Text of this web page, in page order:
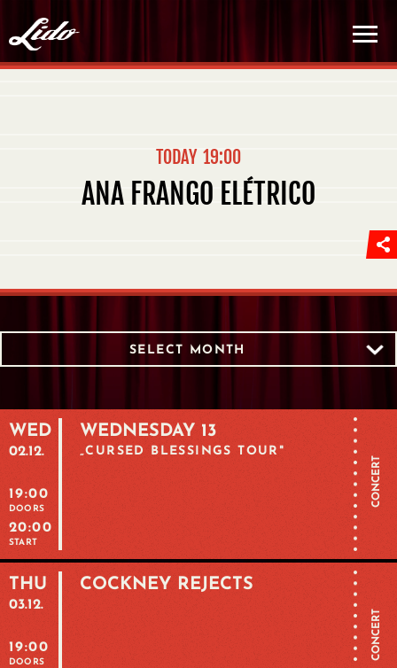
TODAY 19:00
ANA FRANGO ELÉTRICO
SELECT MONTH
WED
02.12.
19:00
DOORS
20:00
START
WEDNESDAY 13
„CURSED BLESSINGS TOUR"
CONCERT
THU
03.12.
19:00
DOORS
COCKNEY REJECTS
CONCERT